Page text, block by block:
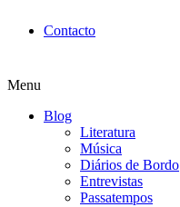
Contacto
Menu
Blog
Literatura
Música
Diários de Bordo
Entrevistas
Passatempos